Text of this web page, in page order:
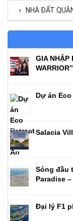
NHÀ ĐẤT
GIA NHẬP
Dự án
Salacia
Sóng đầu
Paradise
Đại lý F1